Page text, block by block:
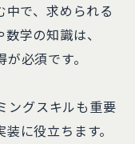
で、求められる
学の知識は、
必須です。
ングスキルも重要
に役立ちます。